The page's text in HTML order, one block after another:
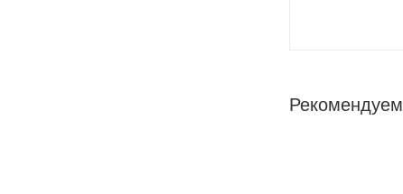
Рекомендуем